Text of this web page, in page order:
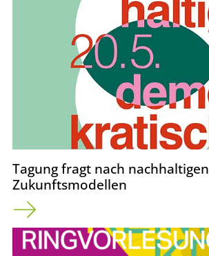
Tagung fragt nach nachhaltigen
Zukunftsmodellen